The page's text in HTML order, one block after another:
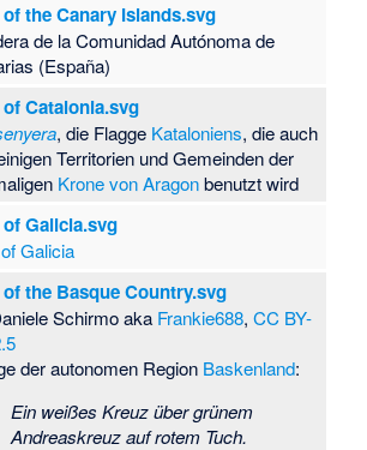
of the Canary Islands.svg
de la Comunidad Autónoma de
(España)
of Catalonia.svg
, die Flagge Kataloniens, die auch
Territorien und Gemeinden der
Krone von Aragonbenutzt wird
of Galicia.svg
Galicia
of the Basque Country.svg
Schirmo aka Frankie688,CC BY-
der autonomen Region Baskenland:
Ein weißes Kreuz über grünem
Andreaskreuz auf rotem Tuch.